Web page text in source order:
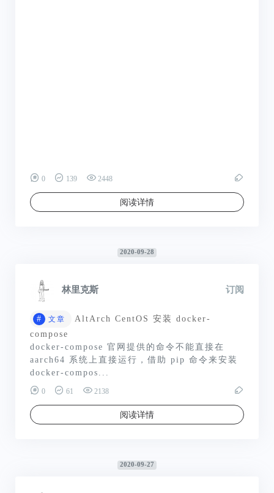
0 139 2448
阅读详情
2020-09-28
林里克斯 订阅
# 文章
AltArch CentOS 安装 docker-
compose
docker-compose 官网提供的命令不能直接在
aarch64 系统上直接运行，借助 pip 命令来安装
docker-compos...
0 61 2138
阅读详情
2020-09-27